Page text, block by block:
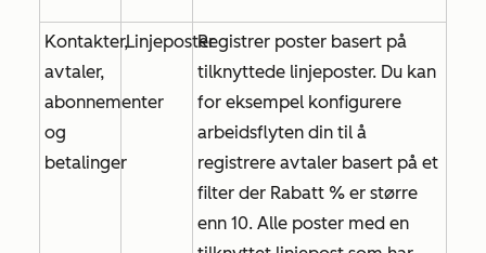
Kontakter,
avtaler,
abonnementer
og
betalinger
LinjeposterRegistrer poster basert på
tilknyttede linjeposter. Du kan
for eksempel konfigurere
arbeidsflyten din til å
registrere avtaler basert på et
filter der Rabatt % er større
enn 10. Alle poster med en